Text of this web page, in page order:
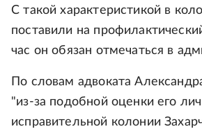
С такой характеристикой в
поставили на
час он обязан отмечаться в
По словам адвоката
"из-за подобной оценки его
исправительной колонии